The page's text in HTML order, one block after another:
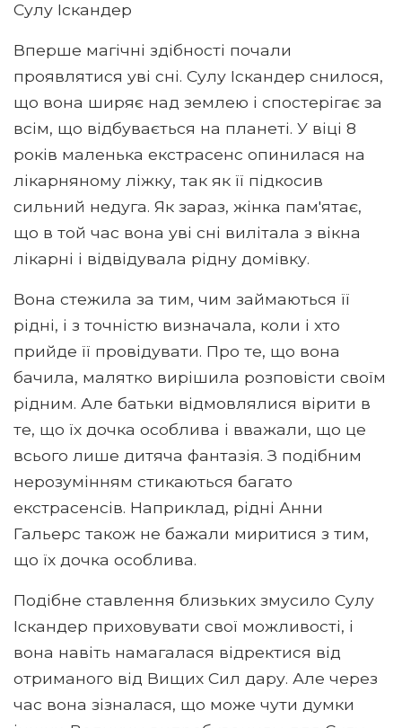
Сулу Іскандер
Вперше магічні здібності почали
проявлятися уві сні. Сулу Іскандер снилося,
що вона ширяє над землею і спостерігає за
всім, що відбувається на планеті. У віці 8
років маленька екстрасенс опинилася на
лікарняному ліжку, так як її підкосив
сильний недуга. Як зараз, жінка пам'ятає,
що в той час вона уві сні вилітала з вікна
лікарні і відвідувала рідну домівку.
Вона стежила за тим, чим займаються її
рідні, і з точністю визначала, коли і хто
прийде її провідувати. Про те, що вона
бачила, малятко вирішила розповісти своїм
рідним. Але батьки відмовлялися вірити в
те, що їх дочка особлива і вважали, що це
всього лише дитяча фантазія. З подібним
нерозумінням стикаються багато
екстрасенсів. Наприклад, рідні Анни
Гальерс також не бажали миритися з тим,
що їх дочка особлива.
Подібне ставлення близьких змусило Сулу
Іскандер приховувати свої можливості, і
вона навіть намагалася відректися від
отриманого від Вищих Сил дару. Але через
час вона зізналася, що може чути думки